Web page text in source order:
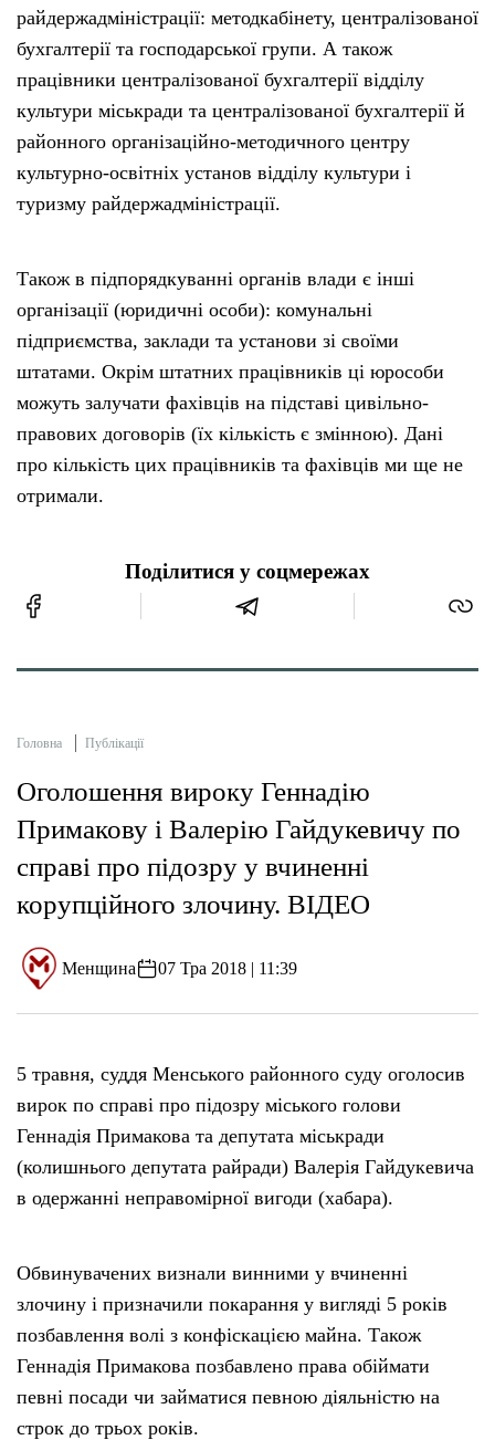
райдержадміністрації: методкабінету, централізованої
бухгалтерії та господарської групи. А також
працівники централізованої бухгалтерії відділу
культури міськради та централізованої бухгалтерії й
районного організаційно-методичного центру
культурно-освітніх установ відділу культури і
туризму райдержадміністрації.
Також в підпорядкуванні органів влади є інші
організації (юридичні особи): комунальні
підприємства, заклади та установи зі своїми
штатами. Окрім штатних працівників ці юрособи
можуть залучати фахівців на підставі цивільно-
правових договорів (їх кількість є змінною). Дані
про кількість цих працівників та фахівців ми ще не
отримали.
Поділитися у соцмережах
Головна Публікації
Оголошення вироку Геннадію
Примакову і Валерію Гайдукевичу по
справі про підозру у вчиненні
корупційного злочину. ВІДЕО
Менщина 07 Тра 2018 | 11:39
5 травня, суддя Менського районного суду оголосив
вирок по справі про підозру міського голови
Геннадія Примакова та депутата міськради
(колишнього депутата райради) Валерія Гайдукевича
в одержанні неправомірної вигоди (хабара).
Обвинувачених визнали винними у вчиненні
злочину і призначили покарання у вигляді 5 років
позбавлення волі з конфіскацією майна. Також
Геннадія Примакова позбавлено права обіймати
певні посади чи займатися певною діяльністю на
строк до трьох років.